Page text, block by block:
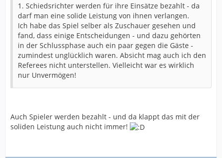
1. Schiedsrichter werden für ihre Einsätze bezahlt - da
darf man eine solide Leistung von ihnen verlangen.
Ich habe das Spiel selber als Zuschauer gesehen und
fand, dass einige Entscheidungen - und dazu gehörten
in der Schlussphase auch ein paar gegen die Gäste -
zumindest unglücklich waren. Absicht mag auch ich den
Referees nicht unterstellen. Vielleicht war es wirklich
nur Unvermögen!
Auch Spieler werden bezahlt - und da klappt das mit der
soliden Leistung auch nicht immer!